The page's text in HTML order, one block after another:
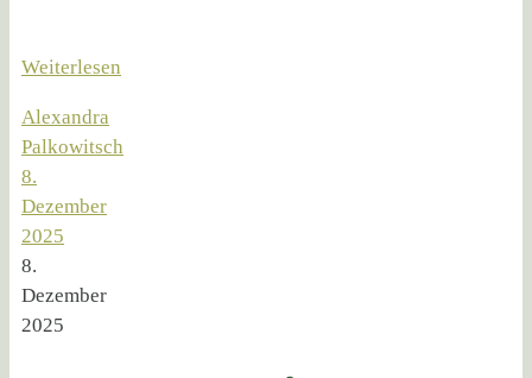
Weiterlesen
Alexandra
Palkowitsch
8.
Dezember
2025
8.
Dezember
2025